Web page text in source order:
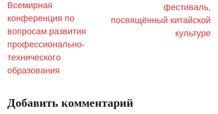
Всемирная
конференция по
вопросам развития
профессионально-
технического
образования
фестиваль,
посвящённый китайской
культуре
Добавить комментарий